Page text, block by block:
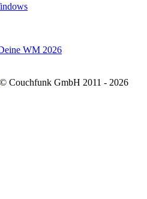
WM 2026
© Couchfunk GmbH 2011 - 2026